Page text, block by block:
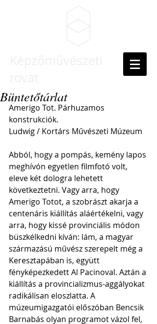
Büntetőtárlat
Amerigo Tot. Párhuzamos
konstrukciók.
Ludwig / Kortárs Művészeti Múzeum
Abból, hogy a pompás, kemény lapos
meghívón egyetlen filmfotó volt,
eleve két dologra lehetett
következtetni. Vagy arra, hogy
Amerigo Totot, a szobrászt akarja a
centenáris kiállítás aláértékelni, vagy
arra, hogy kissé provinciális módon
büszkélkedni kíván: lám, a magyar
származású művész szerepelt még a
Keresztapában is, együtt
fényképezkedett Al Pacinoval. Aztán a
kiállítás a provincializmus-aggályokat
radikálisan eloszlatta. A
múzeumigazgatói előszóban Bencsik
Barnabás olyan programot vázol fel,